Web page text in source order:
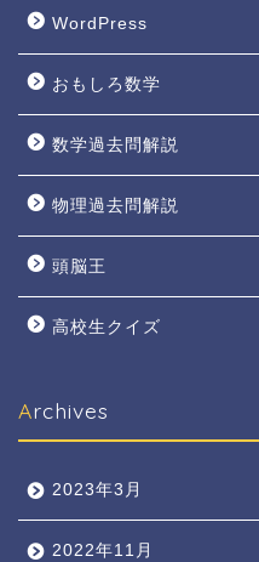
WordPress
おもしろ数学
数学過去問解説
物理過去問解説
頭脳王
高校生クイズ
Archives
2023年3月
2022年11月